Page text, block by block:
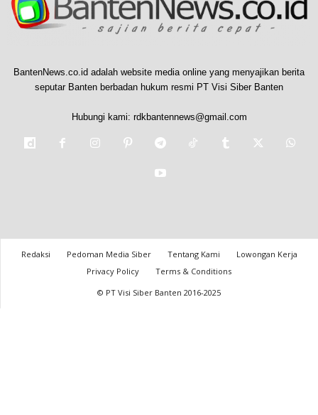
BantenNews.co.id adalah website media online yang menyajikan berita
seputar Banten berbadan hukum resmi PT Visi Siber Banten
Hubungi kami: rdkbantennews@gmail.com
Redaksi Pedoman Media Siber Tentang Kami
Lowongan Kerja
Privacy Policy
Terms & Conditions
© PT Visi Siber Banten 2016-2025